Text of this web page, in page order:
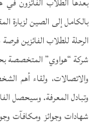
بالكامل إلى الصين لزيارة
الرحلة للطلاب الفائزين
شركة “هواوي” المتخصصة
والاتصالات، ولقاء أهم
وتبادل المعرفة. وسيحصل
شهادات وجوائز ومكافآت